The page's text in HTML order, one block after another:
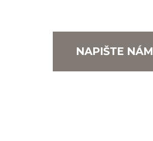
NAPIŠTE NÁM